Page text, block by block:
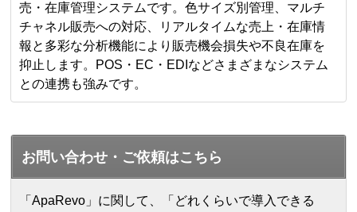
売・在庫管理システムです。色サイズ別管理、マルチ
チャネル販売への対応、リアルタイムな売上・在庫情
報と多彩な分析機能により販売機会損失や不良在庫を
抑止します。POS・EC・EDIなどさまざまなシステム
との連携も強みです。
お問い合わせ・ご依頼はこちら
「ApaRevo」に関して、「どれくらいで導入できる